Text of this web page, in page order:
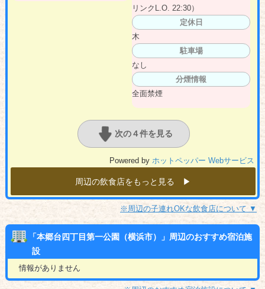
リンクL.O. 22:30）
定休日
木
駐車場
なし
分煙情報
全面禁煙
次の４件を見る
Powered by ホットペッパー Webサービス
周辺の飲食店をもっと見る ▶︎
※周辺の子連れOKな飲食店について ▼
「本郷台四丁目第一公園（横浜市）」周辺のおすすめ宿泊施
設
情報がありません